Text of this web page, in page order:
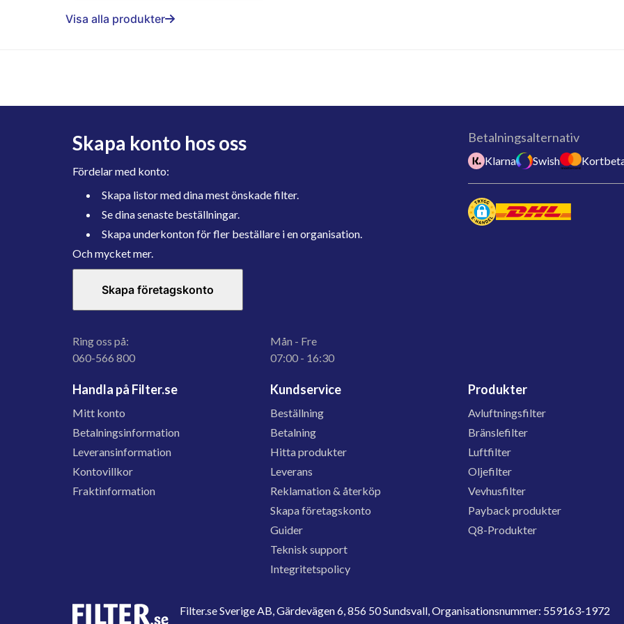
Visa alla produkter
Skapa konto hos oss
Fördelar med konto:
Skapa listor med dina mest önskade filter.
Se dina senaste beställningar.
Skapa underkonton för fler beställare i en organisation.
Och mycket mer.
Skapa företagskonto
Ring oss på:
060-566 800
Mån - Fre
07:00 - 16:30
Betalningsalternativ
Klarna Swish
Handla på Filter.se
Mitt konto
Betalningsinformation
Leveransinformation
Kontovillkor
Fraktinformation
Kundservice
Beställning
Betalning
Hitta produkter
Leverans
Reklamation & återköp
Skapa företagskonto
Guider
Teknisk support
Integritetspolicy
Produkter
Avluftningsfilter
Bränslefilter
Luftfilter
Oljefilter
Vevhusfilter
Payback produkter
Q8-Produkter
Filter.se Sverige AB, Gärdevägen 6, 856 50 Sundsvall, Organisationsnummer: 559163-1972